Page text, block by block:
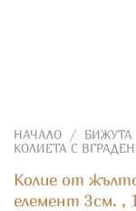
НАЧАЛО / БИЖУТА
КОЛИЕТА С
Колие от
елемент 3см. ,